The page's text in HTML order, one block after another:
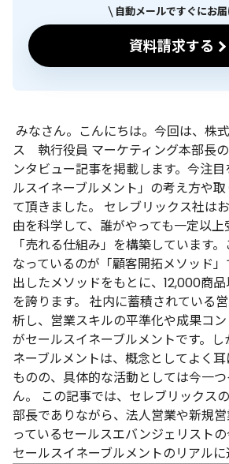
自動メールですぐにお
資料請求する
みなさん。こんにちは。今回は、株
ス 執行役員 マーケティング本部長の
ンタビュー記事を掲載します。今注
ルスイネーブルメント」の考え方や
て頂きました。
セレブリックス社は
由を科学して、誰がやっても一定以
「売れる仕組み」を構築しています
なっているのが「顧客開拓メソッド
出したメソッドをもとに、12,000商
を誇ります。
社内に蓄積されている
析し、営業スキルの平準化や成果コ
がセールスイネーブルメントです。
ネーブルメントは、概念としてよく
ものの、具体的な活動としては今一
ん。
この記事では、セレブリックス
部長でありながら、法人営業や新規
っているセールスエバンジェリストの
セールスイネーブルメントのリアルに